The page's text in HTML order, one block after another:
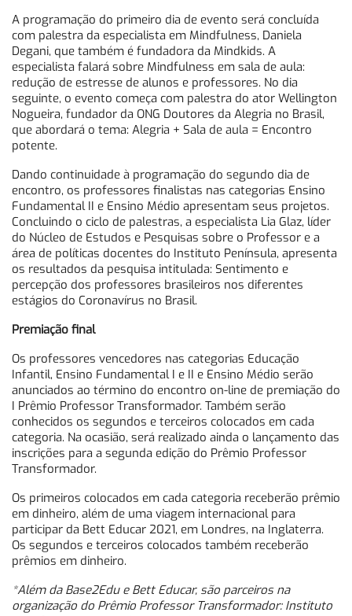
A programação do primeiro dia de evento será concluída
com palestra da especialista em Mindfulness, Daniela
Degani, que também é fundadora da Mindkids. A
especialista falará sobre Mindfulness em sala de aula:
redução de estresse de alunos e professores. No dia
seguinte, o evento começa com palestra do ator Wellington
Nogueira, fundador da ONG Doutores da Alegria no Brasil,
que abordará o tema: Alegria + Sala de aula = Encontro
potente.
Dando continuidade à programação do segundo dia de
encontro, os professores finalistas nas categorias Ensino
Fundamental II e Ensino Médio apresentam seus projetos.
Concluindo o ciclo de palestras, a especialista Lia Glaz, líder
do Núcleo de Estudos e Pesquisas sobre o Professor e a
área de políticas docentes do Instituto Península, apresenta
os resultados da pesquisa intitulada: Sentimento e
percepção dos professores brasileiros nos diferentes
estágios do Coronavírus no Brasil.
Premiação final
Os professores vencedores nas categorias Educação
Infantil, Ensino Fundamental I e II e Ensino Médio serão
anunciados ao término do encontro on-line de premiação do
I Prêmio Professor Transformador. Também serão
conhecidos os segundos e terceiros colocados em cada
categoria. Na ocasião, será realizado ainda o lançamento das
inscrições para a segunda edição do Prêmio Professor
Transformador.
Os primeiros colocados em cada categoria receberão prêmio
em dinheiro, além de uma viagem internacional para
participar da Bett Educar 2021, em Londres, na Inglaterra.
Os segundos e terceiros colocados também receberão
prêmios em dinheiro.
*Além da Base2Edu e Bett Educar, são parceiros na
organização do Prêmio Professor Transformador: Instituto